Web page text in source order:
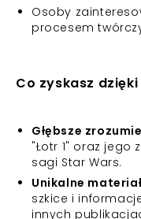
Osoby
procesem
Co zyskasz
Głębsze
"Łotr 1" oraz jego
sagi Star Wars.
Unikalne
szkice i
innych